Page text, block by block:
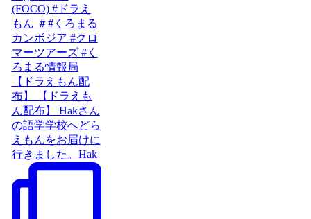
【ドラえもん配
布】 【ドラえも
ん配布】 Hakさん
の語学学校へどら
えもんをお届けに
行きました。Hak